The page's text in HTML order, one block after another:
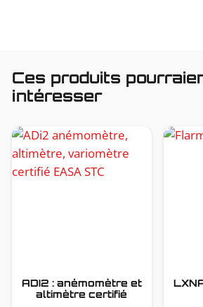
Ces produits
intéresser
ADI2 : anémomètre et
altimètre certifié